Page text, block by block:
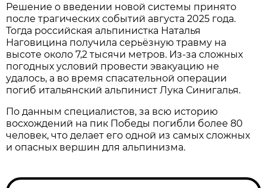
Решение о введении новой системы принято
после трагических событий августа 2025 года.
Тогда российская альпинистка Наталья
Наговицина получила серьёзную травму на
высоте около 7,2 тысячи метров. Из-за сложных
погодных условий провести эвакуацию не
удалось, а во время спасательной операции
погиб итальянский альпинист Лука Синигалья.
По данным специалистов, за всю историю
восхождений на пик Победы погибли более 80
человек, что делает его одной из самых сложных
и опасных вершин для альпинизма.